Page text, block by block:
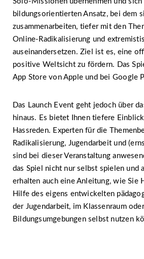
bildungsorientierten Ansatz, bei dem
zusammenarbeiten, tiefer mit den
Online-Radikalisierung und
auseinandersetzen. Ziel ist es, eine
positive Weltsicht zu fördern. Das
App Store von Apple und bei Google
Das Launch Event geht jedoch über
hinaus. Es bietet Ihnen tiefere
Hassreden. Experten für die
Radikalisierung, Jugendarbeit und
sind bei dieser Veranstaltung
das Spiel nicht nur selbst spielen und
erhalten auch eine Anleitung, wie Sie
Hilfe des eigens entwickelten
der Jugendarbeit, im Klassenraum
Bildungsumgebungen selbst nutzen